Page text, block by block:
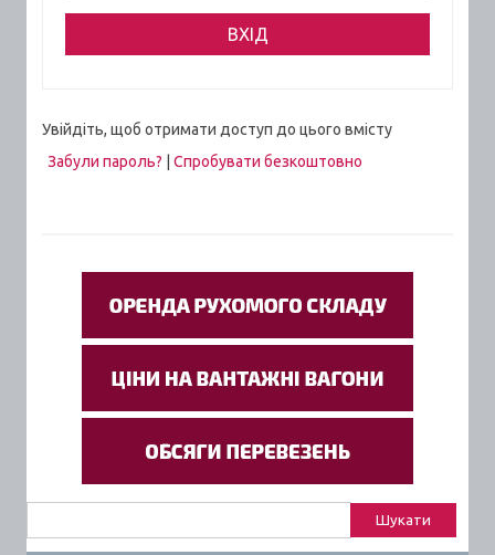
Увійдіть, щоб отримати доступ до цього вмісту
Забули пароль?
Спробувати безкоштовно